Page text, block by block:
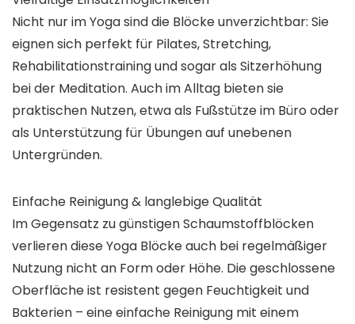
Nicht nur im Yoga sind die Blöcke unverzichtbar: Sie
eignen sich perfekt für Pilates, Stretching,
Rehabilitationstraining und sogar als Sitzerhöhung
bei der Meditation. Auch im Alltag bieten sie
praktischen Nutzen, etwa als Fußstütze im Büro oder
als Unterstützung für Übungen auf unebenen
Untergründen.
Einfache Reinigung & langlebige Qualität
Im Gegensatz zu günstigen Schaumstoffblöcken
verlieren diese Yoga Blöcke auch bei regelmäßiger
Nutzung nicht an Form oder Höhe. Die geschlossene
Oberfläche ist resistent gegen Feuchtigkeit und
Bakterien – eine einfache Reinigung mit einem